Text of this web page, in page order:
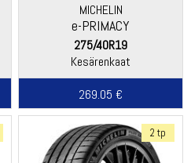
MICHELIN
e-PRIMACY
275/40R19
Kesärenkaat
269.05 €
2 tp